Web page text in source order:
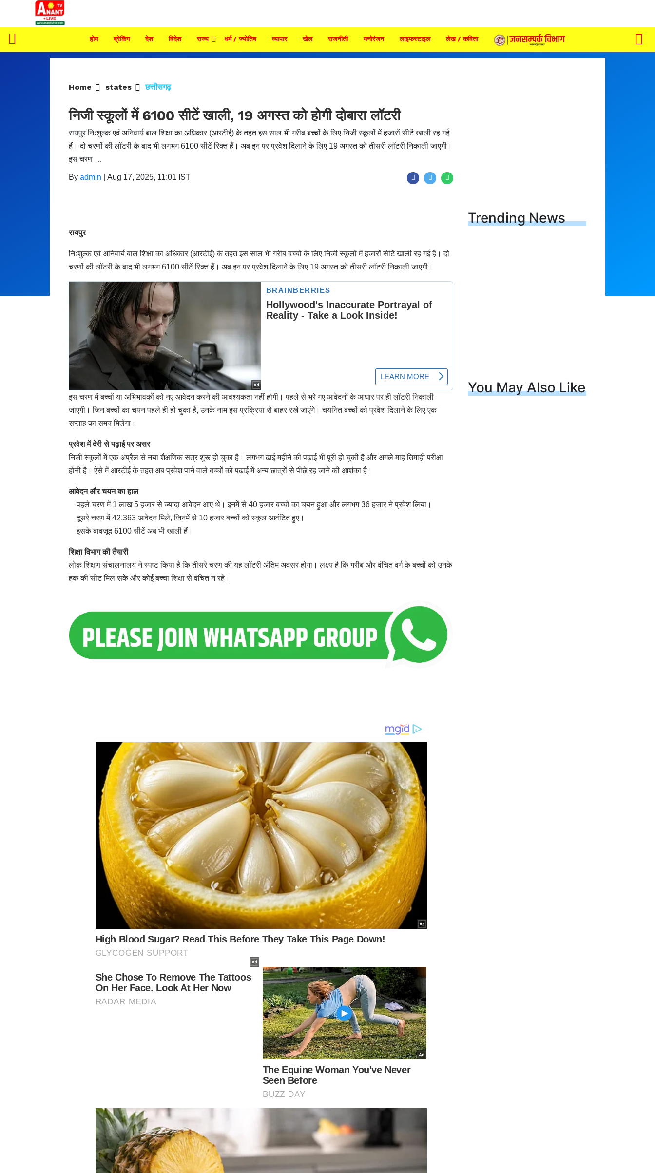
होम ब्रेकिंग देश विदेश राज्य धर्म / ज्योतिष व्यापार खेल राजनीती मनोरंजन लाइफस्टाइल लेख / कविता
Home states छत्तीसगढ़
निजी स्कूलों में 6100 सीटें खाली, 19 अगस्त को होगी दोबारा लॉटरी
रायपुर निःशुल्क एवं अनिवार्य बाल शिक्षा का अधिकार (आरटीई) के तहत इस साल भी गरीब बच्चों के लिए निजी स्कूलों में हजारों सीटें खाली रह गई
हैं। दो चरणों की लॉटरी के बाद भी लगभग 6100 सीटें रिक्त हैं। अब इन पर प्रवेश दिलाने के लिए 19 अगस्त को तीसरी लॉटरी निकाली जाएगी।
इस चरण …
By admin Aug 17, 2025, 11:01 IST
रायपुर
निःशुल्क एवं अनिवार्य बाल शिक्षा का अधिकार (आरटीई) के तहत इस साल भी गरीब बच्चों के लिए निजी स्कूलों में हजारों सीटें खाली रह गई हैं। दो
चरणों की लॉटरी के बाद भी लगभग 6100 सीटें रिक्त हैं। अब इन पर प्रवेश दिलाने के लिए 19 अगस्त को तीसरी लॉटरी निकाली जाएगी।
इस चरण में बच्चों या अभिभावकों को नए आवेदन करने की आवश्यकता नहीं होगी। पहले से भरे गए आवेदनों के आधार पर ही लॉटरी निकाली
जाएगी। जिन बच्चों का चयन पहले ही हो चुका है, उनके नाम इस प्रक्रिया से बाहर रखे जाएंगे। चयनित बच्चों को प्रवेश दिलाने के लिए एक
सप्ताह का समय मिलेगा।
प्रवेश में देरी से पढ़ाई पर असर
निजी स्कूलों में एक अप्रैल से नया शैक्षणिक सत्र शुरू हो चुका है। लगभग ढाई महीने की पढ़ाई भी पूरी हो चुकी है और अगले माह तिमाही परीक्षा
होनी है। ऐसे में आरटीई के तहत अब प्रवेश पाने वाले बच्चों को पढ़ाई में अन्य छात्रों से पीछे रह जाने की आशंका है।
आवेदन और चयन का हाल
पहले चरण में 1 लाख 5 हजार से ज्यादा आवेदन आए थे। इनमें से 40 हजार बच्चों का चयन हुआ और लगभग 36 हजार ने प्रवेश लिया।
दूसरे चरण में 42,363 आवेदन मिले, जिनमें से 10 हजार बच्चों को स्कूल आवंटित हुए।
इसके बावजूद 6100 सीटें अब भी खाली हैं।
शिक्षा विभाग की तैयारी
लोक शिक्षण संचालनालय ने स्पष्ट किया है कि तीसरे चरण की यह लॉटरी अंतिम अवसर होगा। लक्ष्य है कि गरीब और वंचित वर्ग के बच्चों को उनके
हक की सीट मिल सके और कोई बच्चा शिक्षा से वंचित न रहे।
Trending News
You May Also Like